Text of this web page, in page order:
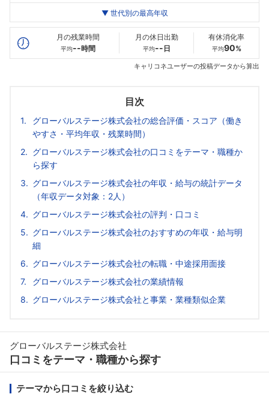
最高年収
20代
252万
30代
--万
--万
▼ 世代別の最高年収
月の残業時間
平均--時間
月の休日出勤
平均-- 日
有休消化率
平均90%
キャリコネユーザーの投稿データから算出
目次
グローバルステージ株式会社の総合評価・スコア（働き
やすさ・平均年収・残業時間）
グローバルステージ株式会社の口コミをテーマ・職種か
ら探す
グローバルステージ株式会社の年収・給与の統計データ
（年収データ対象：2人）
グローバルステージ株式会社の評判・口コミ
グローバルステージ株式会社のおすすめの年収・給与明
細
グローバルステージ株式会社の転職・中途採用面接
グローバルステージ株式会社の業績情報
グローバルステージ株式会社と事業・業種類似企業
グローバルステージ株式会社
口コミをテーマ・職種から探す
テーマから口コミを絞り込む